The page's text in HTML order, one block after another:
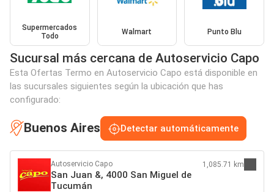
Supermercados
Todo
Walmart Punto Blu
Sucursal más cercana de Autoservicio Capo
Esta Ofertas Termo en Autoservicio Capo está disponible en
las sucursales siguientes según la ubicación que has
configurado:
Buenos Aires Detectar automáticamente
Autoservicio Capo
San Juan &, 4000 San Miguel de
Tucumán
1,085.71 km